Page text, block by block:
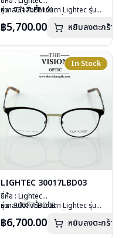
รุ่น : 7317LPP101
เลนส์ : Demo Lens
อุปกรณ์ : กล่องแว่น, ผ้าเช็ดแว่น
น้ำหนัก : 12 กรัม
การรับประกัน : 1 ปี
หากสนใจสั่งชื้อแว่นตา Lightec รุ่นอื่น
ติดต่อเราคลิก
฿5,700.00 หยิบลงตะกร้า
In Stock
LIGHTEC 30017LBD03
ยี่ห้อ : Lightec
รุ่น : 30017LBD03
เลนส์ : Demo Lens
หากสนใจสั่งชื้อแว่นตา Lightec รุ่นอื่น
ติดต่อเราคลิก
฿6,700.00 หยิบลงตะกร้า